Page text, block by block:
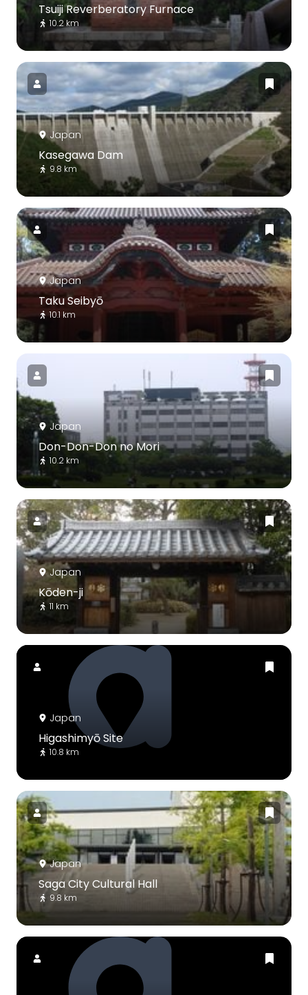
Tsuiji Reverberatory Furnace
10.2 km
Japan
Kasegawa Dam
9.8 km
Japan
Taku Seibyō
10.1 km
Japan
Don-Don-Don no Mori
10.2 km
Japan
Kōden-ji
11 km
Japan
Higashimyō Site
10.8 km
Japan
Saga City Cultural Hall
9.8 km